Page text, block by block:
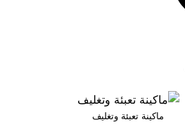
ماكينة تعبئة وتغليف